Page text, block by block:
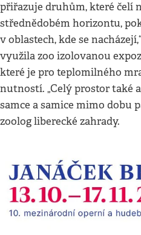
přiřazuje druhům, které čelí
střednědobém horizontu,
v oblastech, kde se
využila zoo izolovanou
které je pro teplomilného
nutností. „Celý prostor také
samce a samice mimo dobu
zoolog liberecké zahrady.